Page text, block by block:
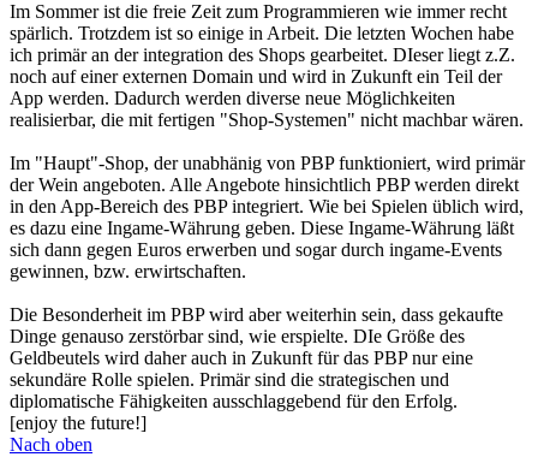
Im Sommer ist die freie Zeit zum Programmieren wie immer recht
spärlich. Trotzdem ist so einige in Arbeit. Die letzten Wochen habe
ich primär an der integration des Shops gearbeitet. DIeser liegt z.Z.
noch auf einer externen Domain und wird in Zukunft ein Teil der
App werden. Dadurch werden diverse neue Möglichkeiten
realisierbar, die mit fertigen "Shop-Systemen" nicht machbar wären.
Im "Haupt"-Shop, der unabhänig von PBP funktioniert, wird primär
der Wein angeboten. Alle Angebote hinsichtlich PBP werden direkt
in den App-Bereich des PBP integriert. Wie bei Spielen üblich wird,
es dazu eine Ingame-Währung geben. Diese Ingame-Währung läßt
sich dann gegen Euros erwerben und sogar durch ingame-Events
gewinnen, bzw. erwirtschaften.
Die Besonderheit im PBP wird aber weiterhin sein, dass gekaufte
Dinge genauso zerstörbar sind, wie erspielte. DIe Größe des
Geldbeutels wird daher auch in Zukunft für das PBP nur eine
sekundäre Rolle spielen. Primär sind die strategischen und
diplomatische Fähigkeiten ausschlaggebend für den Erfolg.
[enjoy the future!]
Nach oben